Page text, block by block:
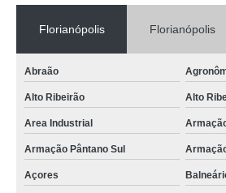
aluguel de plantas naturais Barra Velha
locação de plantas naturais Vargem Grande
qual o valor de aluguel de plantas para
locação de paisagismo para feiras e
Ribeirão
aluguel de plantas para eventos corporativos
locação de paisagismo para feiras e
Florianópolis Florianópolis
Abraão
Alto Ribeirão Alto
Area Industrial
Armação Pântano Sul
Açores